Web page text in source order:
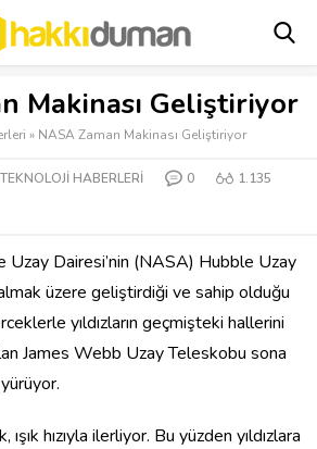
Makinası Geliştiriyor
» NASA Zaman Makinası Geliştiriyor
TEKNOLOJI HABERLERI 0 1.135
Uzay Dairesi’nin (NASA) Hubble Uzay
üzere geliştirdiği ve sahip olduğu
yıldızların geçmişteki hallerini
James Webb Uzay Teleskobu sona
ışık hızıyla ilerliyor. Bu yüzden yıldızlara